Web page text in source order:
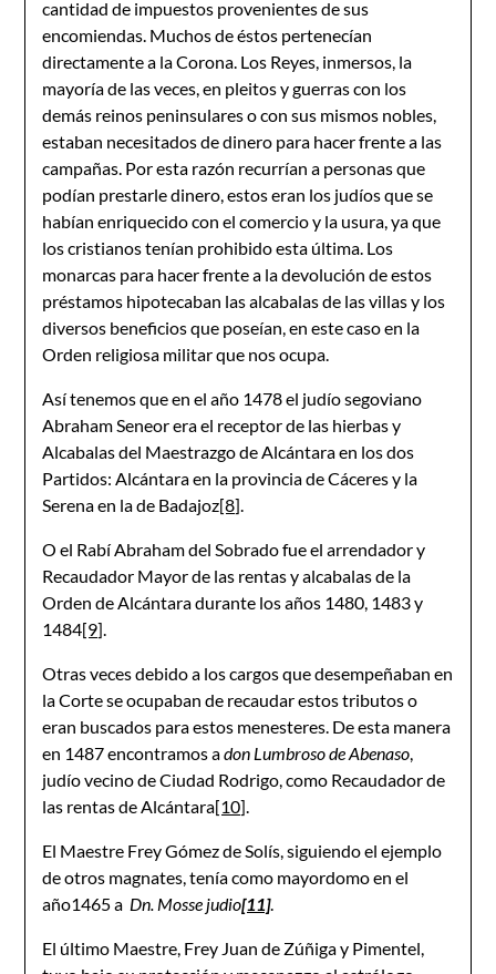
cantidad de impuestos provenientes de sus
encomiendas. Muchos de éstos pertenecían
directamente a la Corona. Los Reyes, inmersos, la
mayoría de las veces, en pleitos y guerras con los
demás reinos peninsulares o con sus mismos nobles,
estaban necesitados de dinero para hacer frente a las
campañas. Por esta razón recurrían a personas que
podían prestarle dinero, estos eran los judíos que se
habían enriquecido con el comercio y la usura, ya que
los cristianos tenían prohibido esta última. Los
monarcas para hacer frente a la devolución de estos
préstamos hipotecaban las alcabalas de las villas y los
diversos beneficios que poseían, en este caso en la
Orden religiosa militar que nos ocupa.
Así tenemos que en el año 1478 el judío segoviano
Abraham Seneor era el receptor de las hierbas y
Alcabalas del Maestrazgo de Alcántara en los dos
Partidos: Alcántara en la provincia de Cáceres y la
Serena en la de Badajoz[8].
O el Rabí Abraham del Sobrado fue el arrendador y
Recaudador Mayor de las rentas y alcabalas de la
Orden de Alcántara durante los años 1480, 1483 y
1484[9].
Otras veces debido a los cargos que desempeñaban en
la Corte se ocupaban de recaudar estos tributos o
eran buscados para estos menesteres. De esta manera
en 1487 encontramos adon Lumbroso de Abenaso,
judío vecino de Ciudad Rodrigo, como Recaudador de
las rentas de Alcántara[10].
El Maestre Frey Gómez de Solís, siguiendo el ejemplo
de otros magnates, tenía como mayordomo en el
año1465 a Dn. Mosse judio[11].
El último Maestre, Frey Juan de Zúñiga y Pimentel,